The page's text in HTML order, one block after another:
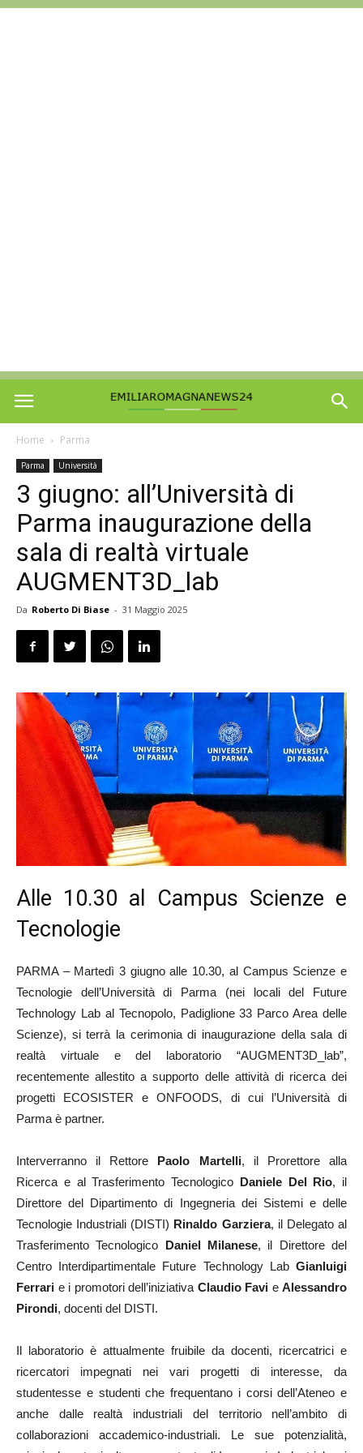
Home Parma
Parma Università
3 giugno: all’Università di
Parma inaugurazione della
sala di realtà virtuale
AUGMENT3D_lab
Da Roberto Di Biase - 31 Maggio 2025
Alle 10.30 al Campus Scienze e
Tecnologie
PARMA – Martedì 3 giugno alle 10.30, al Campus Scienze e
Tecnologie dell’Università di Parma (nei locali del Future
Technology Lab al Tecnopolo, Padiglione 33 Parco Area delle
Scienze), si terrà la cerimonia di inaugurazione della sala di
realtà virtuale e del laboratorio “AUGMENT3D_lab”,
recentemente allestito a supporto delle attività di ricerca dei
progetti ECOSISTER e ONFOODS, di cui l’Università di
Parma è partner.
Interverranno il Rettore Paolo Martelli, il Prorettore alla
Ricerca e al Trasferimento Tecnologico Daniele Del Rio, il
Direttore del Dipartimento di Ingegneria dei Sistemi e delle
Tecnologie Industriali (DISTI) Rinaldo Garziera, il Delegato al
Trasferimento Tecnologico Daniel Milanese, il Direttore del
Centro Interdipartimentale Future Technology Lab Gianluigi
Ferrari e i promotori dell’iniziativa Claudio Favi e Alessandro
Pirondi, docenti del DISTI.
Il laboratorio è attualmente fruibile da docenti, ricercatrici e
ricercatori impegnati nei vari progetti di interesse, da
studentesse e studenti che frequentano i corsi dell’Ateneo e
anche dalle realtà industriali del territorio nell’ambito di
collaborazioni accademico-industriali. Le sue potenzialità,